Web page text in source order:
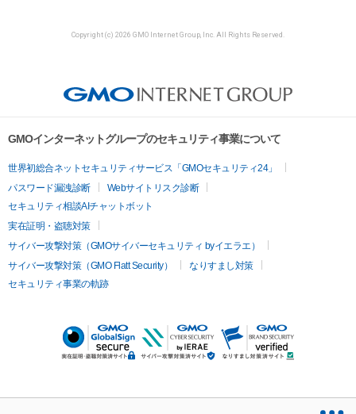
Copyright (c) 2026 GMO Internet Group, Inc. All Rights Reserved.
GMOインターネットグループのセキュリティ事業について
世界初総合ネットセキュリティサービス「GMOセキュリティ24」
パスワード漏洩診断
Webサイトリスク診断
セキュリティ相談AIチャットボット
実在証明・盗聴対策
サイバー攻撃対策（GMOサイバーセキュリティ byイエラエ）
サイバー攻撃対策（GMO Flatt Security）
なりすまし対策
セキュリティ事業の軌跡